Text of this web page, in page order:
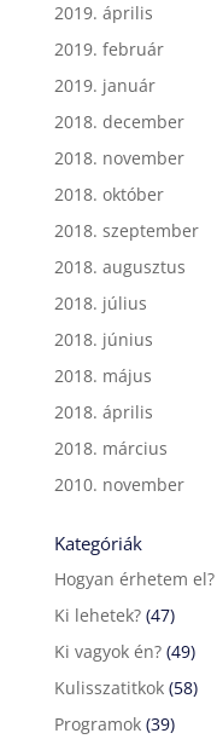
2019. április
2019. február
2019. január
2018. december
2018. november
2018. október
2018. szeptember
2018. augusztus
2018. július
2018. június
2018. május
2018. április
2018. március
2010. november
Kategóriák
Hogyan érhetem el?
Ki lehetek?(47)
Ki vagyok én?(49)
Kulisszatitkok(58)
Programok(39)